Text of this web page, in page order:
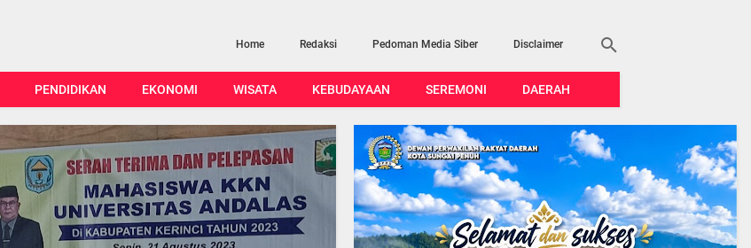
Home Redaksi Pedoman Media Siber Disclaimer
PENDIDIKAN EKONOMI WISATA KEBUDAYAAN SEREMONI DAERAH